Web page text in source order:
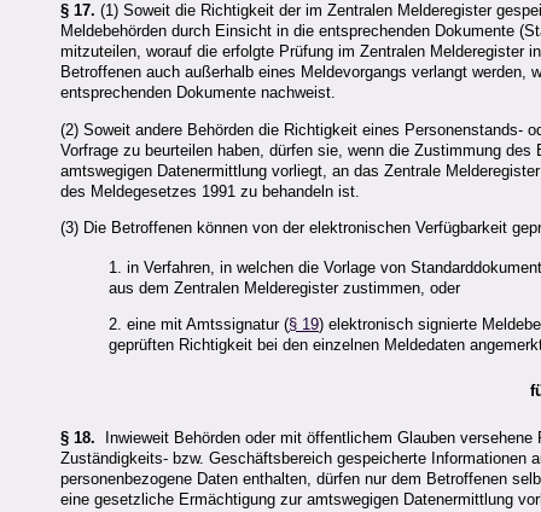
§ 17. (1) Soweit die Richtigkeit der im Zentralen Melderegister
Meldebehörden durch Einsicht in die entsprechenden Dokumente
mitzuteilen, worauf die erfolgte Prüfung im Zentralen Melderegister
Betroffenen auch außerhalb eines Meldevorgangs verlangt
entsprechenden Dokumente nachweist.
(2) Soweit andere Behörden die Richtigkeit eines Personenstands-
Vorfrage zu beurteilen haben, dürfen sie, wenn die Zustimmung
amtswegigen Datenermittlung vorliegt, an das Zentrale
des Meldegesetzes 1991 zu behandeln ist.
(3) Die Betroffenen können von der elektronischen Verfügbarkeit
1. in Verfahren, in welchen die Vorlage von
aus dem Zentralen Melderegister zustimmen, oder
2. eine mit Amtssignatur (§ 19) elektronisch signierte
geprüften Richtigkeit bei den einzelnen Meldedaten
§ 18. Inwieweit Behörden oder mit öffentlichem Glauben
Zuständigkeits- bzw. Geschäftsbereich gespeicherte
personenbezogene Daten enthalten, dürfen nur dem Betroffenen
eine gesetzliche Ermächtigung zur amtswegigen Datenermittlung